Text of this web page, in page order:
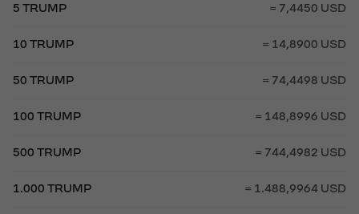
5 TRUMP = 7,4450 USD
10 TRUMP = 14,8900 USD
50 TRUMP = 74,4498 USD
100 TRUMP = 148,8996 USD
500 TRUMP = 744,4982 USD
1.000 TRUMP = 1.488,9964 USD